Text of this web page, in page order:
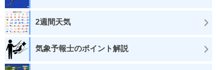
2週間天気
気象予報士のポイント解説